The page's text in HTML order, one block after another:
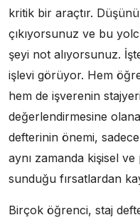
kritik bir araçtır.
çıkıyorsunuz ve bu
şeyi not alıyorsunuz.
işlevi görüyor. Hem
hem de işverenin
değerlendirmesine
defterinin önemi,
aynı zamanda kişisel
sunduğu fırsatlardan
Birçok öğrenci, staj